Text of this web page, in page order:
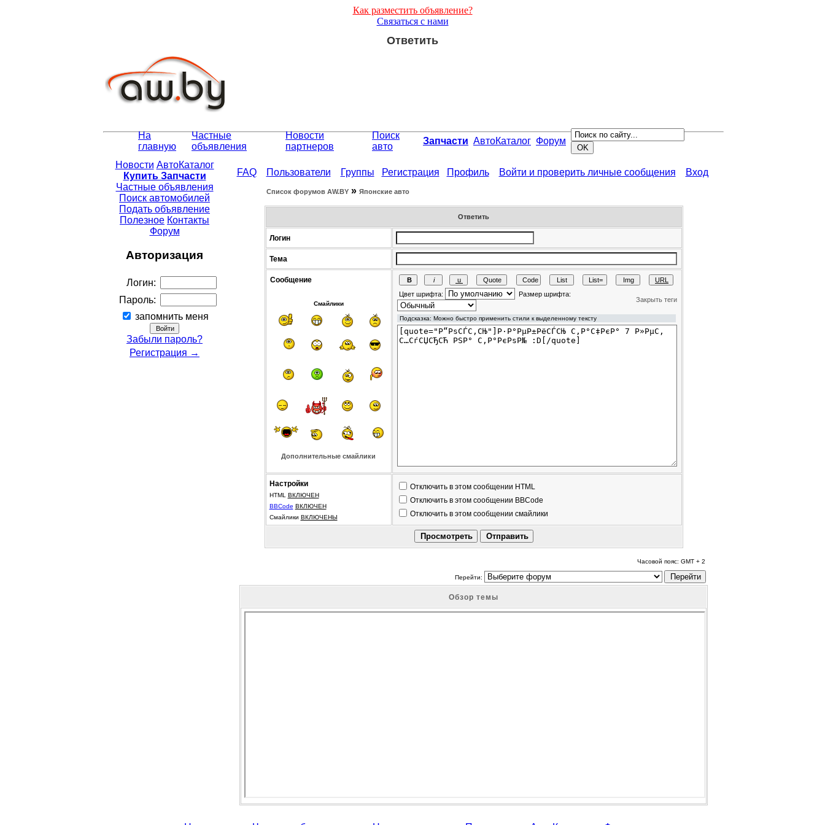
Как разместить объявление?
Связаться с нами
Ответить
На
главную
Частные
объявления
Новости
партнеров
Поиск
авто
Запчасти АвтоКаталог Форум
Новости АвтоКаталог
Купить Запчасти
Частные объявления
Поиск автомобилей
Подать объявление
Полезное Контакты
Форум
Авторизация
Логин:
Пароль:
запомнить меня
Забыли пароль?
Регистрация →
FAQ Пользователи Группы Регистрация Профиль Войти и проверить личные сообщения Вход
Список форумов АW.BY» Японские авто
Ответить
Логин
Тема
Сообщение
Смайлики
Дополнительные смайлики
Цвет шрифта: Размер шрифта:
Закрыть теги
Настройки
HTML ВКЛЮЧЕН
BBCode ВКЛЮЧЕН
Смайлики ВКЛЮЧЕНЫ
Отключить в этом сообщении HTML
Отключить в этом сообщении BBCode
Отключить в этом сообщении смайлики
Часовой пояс: GMT + 2
Перейти:
Обзор темы